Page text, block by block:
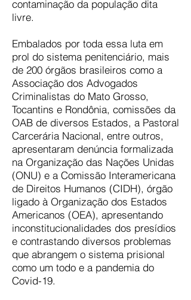
contaminação da população dita
livre.
Embalados por toda essa luta em
prol do sistema penitenciário, mais
de 200 órgãos brasileiros como a
Associação dos Advogados
Criminalistas do Mato Grosso,
Tocantins e Rondônia, comissões da
OAB de diversos Estados, a Pastoral
Carcerária Nacional, entre outros,
apresentaram denúncia formalizada
na Organização das Nações Unidas
(ONU) e a Comissão Interamericana
de Direitos Humanos (CIDH), órgão
ligado à Organização dos Estados
Americanos (OEA), apresentando
inconstitucionalidades dos presídios
e contrastando diversos problemas
que abrangem o sistema prisional
como um todo e a pandemia do
Covid-19.